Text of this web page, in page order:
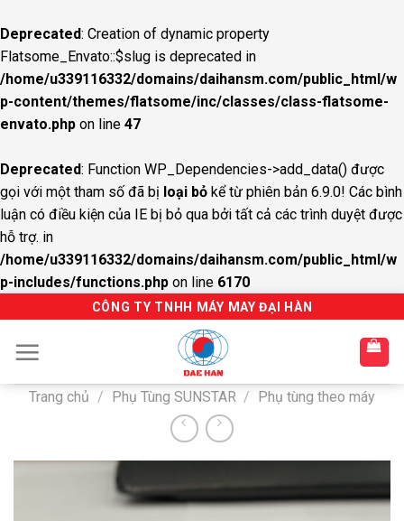
Deprecated: Creation of dynamic property
Flatsome_Envato::$slug is deprecated in
/home/u339116332/domains/daihansm.com/public_html/w
p-content/themes/flatsome/inc/classes/class-flatsome-
envato.php on line 47
Deprecated: Function WP_Dependencies->add_data() được
gọi với một tham số đã bị loại bỏ kể từ phiên bản 6.9.0! Các bình
luận có điều kiện của IE bị bỏ qua bởi tất cả các trình duyệt được
hỗ trợ. in
/home/u339116332/domains/daihansm.com/public_html/w
p-includes/functions.php on line 6170
CÔNG TY TNHH MÁY MAY ĐẠI HÀN
Trang chủ / Phụ Tùng SUNSTAR / Phụ tùng theo máy